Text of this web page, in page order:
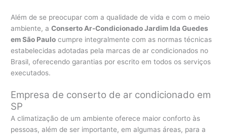
Além de se preocupar com a qualidade de vida e com o meio
ambiente, aConserto Ar-Condicionado Jardim Ida Guedes
em São Paulo cumpre integralmente com as normas técnicas
estabelecidas adotadas pela marcas de ar condicionados no
Brasil, oferecendo garantias por escrito em todos os serviços
executados.
Empresa de conserto de ar condicionado em
SP
A climatização de um ambiente oferece maior conforto às
pessoas, além de ser importante, em algumas áreas, para a